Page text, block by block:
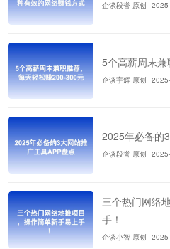
企谈段誉 原创
5个高薪周末
企谈宇辉 原创
2025年必备的
企谈段誉 原创
三个热门网络
手！
企谈小智 原创